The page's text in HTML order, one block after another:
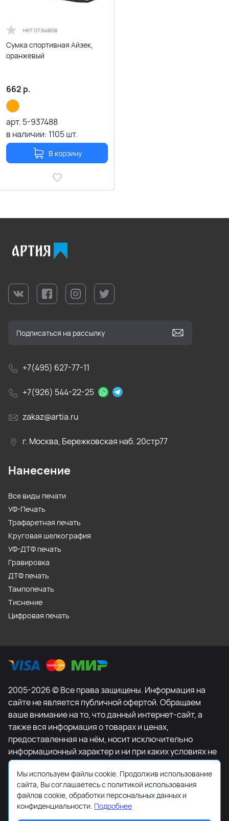
нет отзывов
Сумка спортивная Айзек,
оранжевый
662 р.
арт. 5-937488
в наличии: 1105шт.
В корзину
+7(495) 627-77-11
+7(926) 544-22-25
zakaz@artia.ru
г. Москва, Бережковская наб. 20стр77
Нанесение
Все виды печати
УФ-Печать
Трафаретная печать
Круговая шелкография
УФ-ДТФ печать
Гравировка
ДТФ печать
Тампопечать
Тиснение
Цифровая печать
2005-2026 © Все права защищены. Информация на
сайте не является публичной офертой. Обращаем
ваше внимание на то, что данный интернет-сайт, а
также вся информация о товарах и ценах,
предоставленная на нём, носит исключительно
информационный характер и ни при каких условиях не
является публичной офертой, определяемой
положениями Статьи 437 Гражданского кодекса
Российской Федерации. Для получения подробной
информации о наличии и стоимости указанных
товаров и (или) услуг, пожалуйста, обращайтесь к
Мы используем файлы cookie. Продолжив использование
сайта, Вы соглашаетесь с политикой использования
файлов cookie, обработки персональных данных и
конфиденциальности. Подробнее